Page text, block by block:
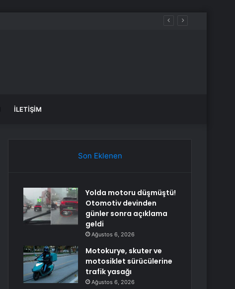
İLETIŞIM
Son Eklenen
Yolda motoru düşmüştü!
Otomotiv devinden
günler sonra açıklama
geldi
Ağustos 6, 2026
Motokurye, skuter ve
motosiklet sürücülerine
trafik yasağı
Ağustos 6, 2026